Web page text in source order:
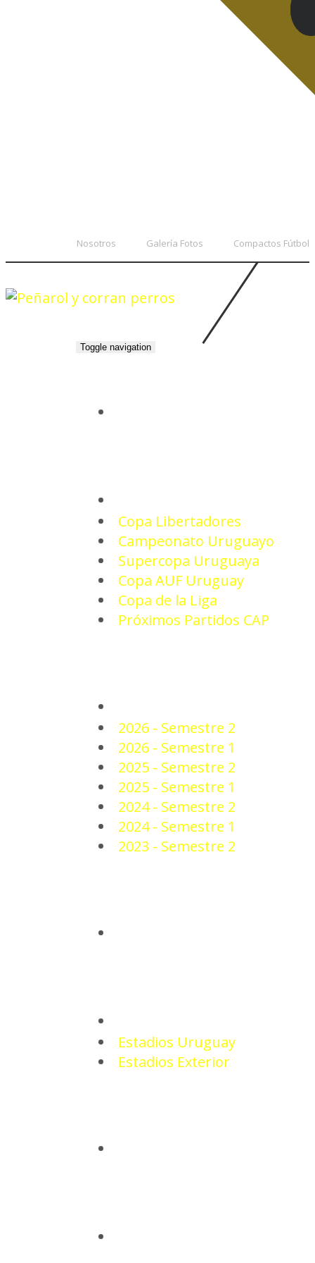
Nosotros Galería Fotos Compactos Fútbol
Toggle navigation
Copa Libertadores
Campeonato Uruguayo
Supercopa Uruguaya
Copa AUF Uruguay
Copa de la Liga
Próximos Partidos CAP
2026 - Semestre 2
2026 - Semestre 1
2025 - Semestre 2
2025 - Semestre 1
2024 - Semestre 2
2024 - Semestre 1
2023 - Semestre 2
Estadios Uruguay
Estadios Exterior